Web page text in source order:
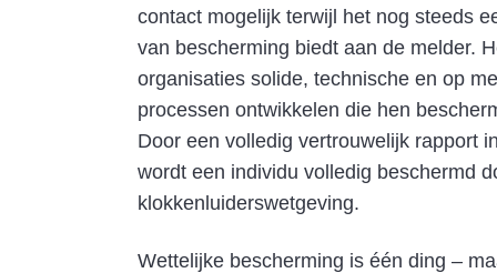
contact mogelijk terwijl het nog steeds
van bescherming biedt aan de melder.
organisaties solide, technische en op
processen ontwikkelen die hen
Door een volledig vertrouwelijk rapport
wordt een individu volledig beschermd
klokkenluiderswetgeving.
Wettelijke bescherming is één ding –